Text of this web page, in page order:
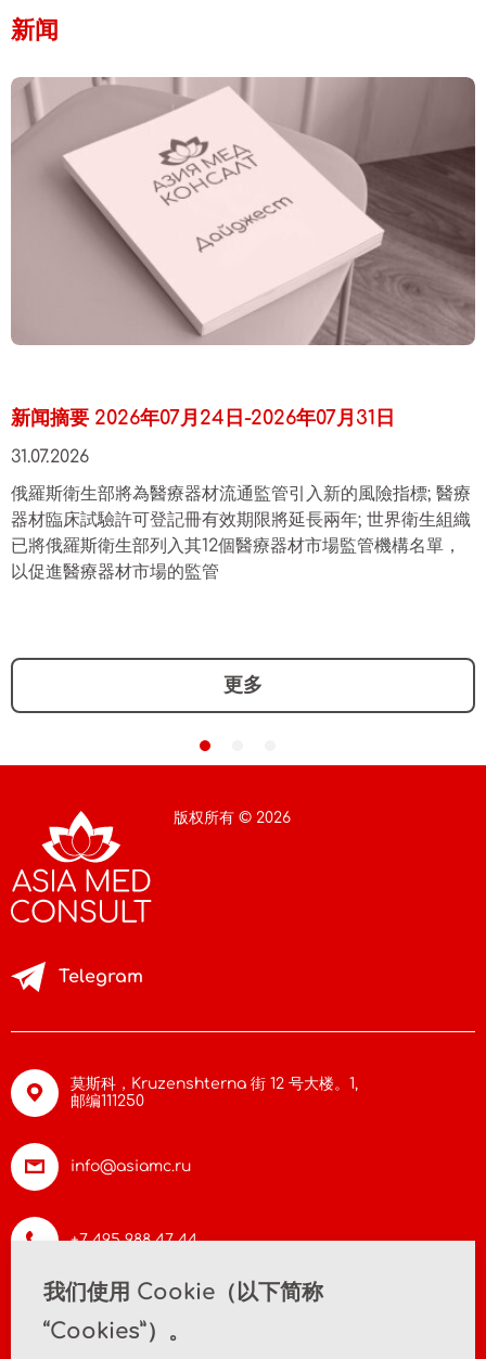
新闻
新闻摘要 2026年07月24日-2026年07月31日
31.07.2026
俄羅斯衛生部將為醫療器材流通監管引入新的風險指標; 醫療
器材臨床試驗許可登記冊有效期限將延長兩年; 世界衛生組織
已將俄羅斯衛生部列入其12個醫療器材市場監管機構名單，
以促進醫療器材市場的監管
更多
版权所有 © 2026
莫斯科，Kruzenshterna 街 12 号大楼。1,
邮编111250
info@asiamc.ru
+7 495 988 47 44
Telegram
我们使用 Cookie（以下简称
“Cookies”）。